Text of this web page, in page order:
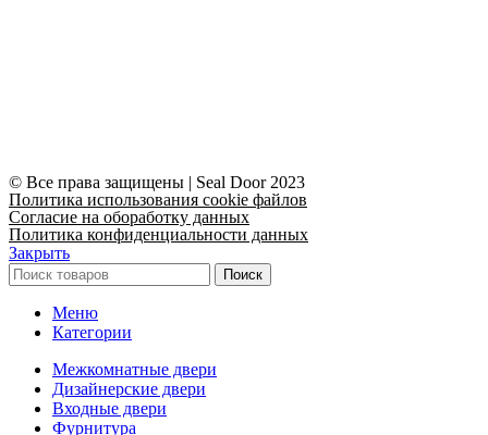
© Все права защищены | Seal Door 2023
Политика использования cookie файлов
Согласие на обоработку данных
Политика конфиденциальности данных
Закрыть
Поиск
Меню
Категории
Межкомнатные двери
Дизайнерские двери
Входные двери
Фурнитура